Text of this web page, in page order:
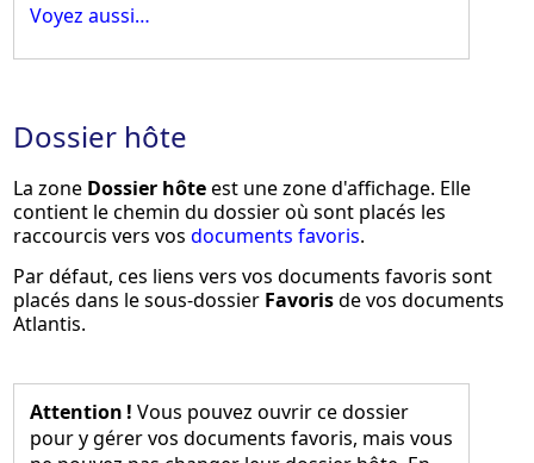
Voyez aussi…
Dossier hôte
La zone Dossier hôteest une zone d'affichage. Elle
contient le chemin du dossier où sont placés les
raccourcis vers vosdocuments favoris.
Par défaut, ces liens vers vos documents favoris sont
placés dans le sous-dossier Favorisde vos documents
Atlantis.
Attention ! Vous pouvez ouvrir ce dossier
pour y gérer vos documents favoris, mais vous